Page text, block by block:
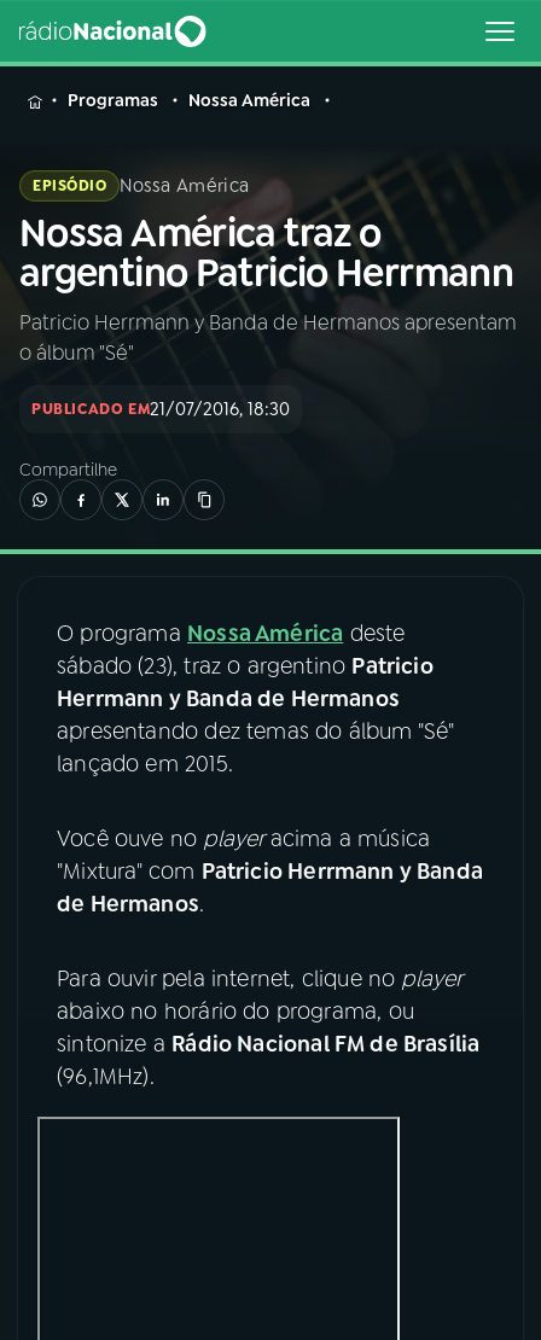
MENU
Buscar
na
Rádio
Nacional
Buscar
02A RÁDIO
04 PROGRAMAS
05PODCASTS
06VIDEOCASTS
07ÚLTIMAS
FESTIVAL DE MÚSICA
ACOMPANHE A RÁDIO NACIONAL
Programas Nossa América
EPISÓDIO Nossa América
Nossa América traz o
argentino Patricio Herrmann
Patricio Herrmann y Banda de Hermanos apresentam
o álbum "Sé"
PUBLICADO EM21/07/2016, 18:30
Compartilhe
O programa Nossa América deste
sábado (23), traz o argentino Patricio
Herrmann y Banda de Hermanos
apresentando dez temas do álbum "Sé"
lançado em 2015.
Você ouve no playeracima a música
"Mixtura" com Patricio Herrmann y Banda
de Hermanos.
Para ouvir pela internet, clique no player
abaixo no horário do programa, ou
sintonize a Rádio Nacional FM de Brasília
(96,1MHz).